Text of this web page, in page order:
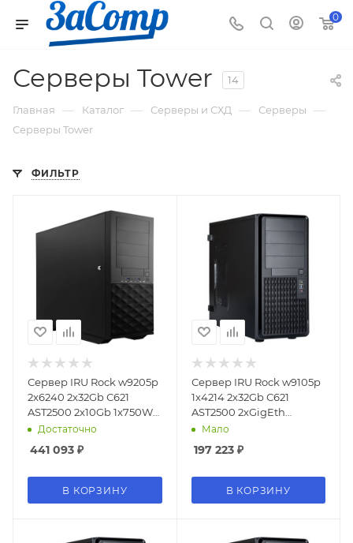
0
Серверы Tower 14
Главная — Каталог — Серверы и СХД — Серверы —
Серверы Tower
ФИЛЬТР
Сервер IRU Rock w9205p
2x6240 2x32Gb С621
AST2500 2x10Gb 1x750W
w/o OS (2081223)
Достаточно
441 093 ₽
В КОРЗИНУ
Сервер IRU Rock w9105p
1x4214 2x32Gb С621
AST2500 2xGigEth
1x650W w/o OS (2081365)
Мало
197 223₽
В КОРЗИНУ